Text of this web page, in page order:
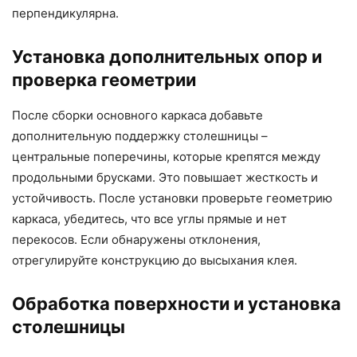
перпендикулярна.
Установка дополнительных опор и
проверка геометрии
После сборки основного каркаса добавьте
дополнительную поддержку столешницы –
центральные поперечины, которые крепятся между
продольными брусками. Это повышает жесткость и
устойчивость. После установки проверьте геометрию
каркаса, убедитесь, что все углы прямые и нет
перекосов. Если обнаружены отклонения,
отрегулируйте конструкцию до высыхания клея.
Обработка поверхности и установка
столешницы